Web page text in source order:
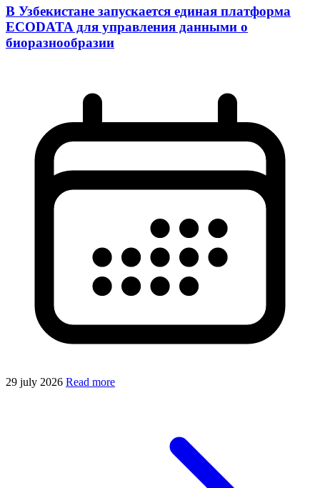
В Узбекистане запускается единая платформа
ECODATA для управления данными о
биоразнообразии
29 july 2026 Read more